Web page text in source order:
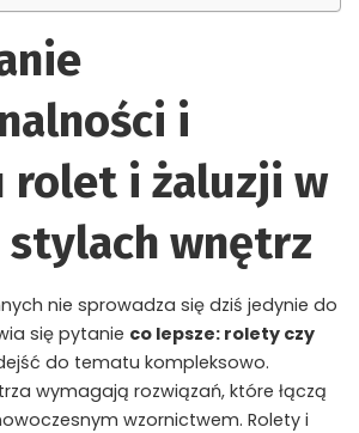
i
rolet i żaluzji w
stylach wnętrz
nie sprowadza się dziś jedynie do
się pytanie co lepsze: rolety czy
do tematu kompleksowo.
wymagają rozwiązań, które łączą
wzornictwem. Rolety i